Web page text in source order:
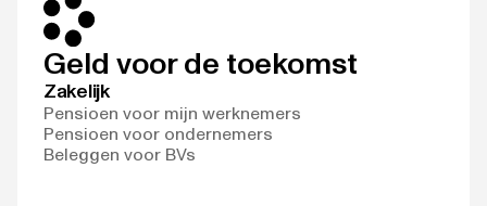
Geld voor de toekomst
Zakelijk
Pensioen voor mijn werknemers
Pensioen voor ondernemers
Beleggen voor BVs